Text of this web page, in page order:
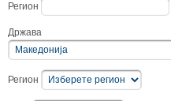
Регион
Држава
Регион